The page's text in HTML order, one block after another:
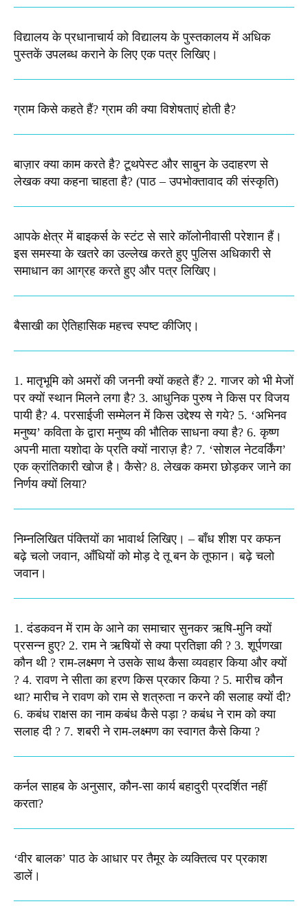
विद्यालय के प्रधानाचार्य को विद्यालय के पुस्तकालय में अधिक
पुस्तकें उपलब्ध कराने के लिए एक पत्र लिखिए।
ग्राम किसे कहते हैं? ग्राम की क्या विशेषताएं होती है?​
बाज़ार क्या काम करते है? टूथपेस्ट और साबुन के उदाहरण से
लेखक क्या कहना चाहता है? (पाठ – उपभोक्तावाद की संस्कृति)
आपके क्षेत्र में बाइकर्स के स्टंट से सारे कॉलोनीवासी परेशान हैं।
इस समस्या के खतरे का उल्लेख करते हुए पुलिस अधिकारी से
समाधान का आग्रह करते हुए और पत्र लिखिए।
बैसाखी का ऐतिहासिक महत्त्व स्पष्ट कीजिए।​
1. मातृभूमि को अमरों की जननी क्यों कहते हैं? 2. गाजर को भी मेजों
पर क्यों स्थान मिलने लगा है? 3. आधुनिक पुरुष ने किस पर विजय
पायी है? 4. परसाईजी सम्मेलन में किस उद्देश्य से गये? 5. ‘अभिनव
मनुष्य’ कविता के द्वारा मनुष्य की भौतिक साधना क्या है? 6. कृष्ण
अपनी माता यशोदा के प्रति क्यों नाराज़ है? 7. ‘सोशल नेटवर्किंग’
एक क्रांतिकारी खोज है। कैसे? 8. लेखक कमरा छोड़कर जाने का
निर्णय क्यों लिया?​
निम्नलिखित पंक्तियों का भावार्थ लिखिए। – बाँध शीश पर कफन
बढ़े चलो जवान, आँधियों को मोड़ दे तू बन के तूफान। बढ़े चलो
जवान। ​
1. दंडकवन में राम के आने का समाचार सुनकर ऋषि-मुनि क्यों
प्रसन्न हुए? 2. राम ने ऋषियों से क्या प्रतिज्ञा की ? 3. शूर्पणखा
कौन थी ? राम-लक्ष्मण ने उसके साथ कैसा व्यवहार किया और क्यों
? 4. रावण ने सीता का हरण किस प्रकार किया ? 5. मारीच कौन
था? मारीच ने रावण को राम से शत्रुता न करने की सलाह क्यों दी?
6. कबंध राक्षस का नाम कबंध कैसे पड़ा ? कबंध ने राम को क्या
सलाह दी ? 7. शबरी ने राम-लक्ष्मण का स्वागत कैसे किया ?
कर्नल साहब के अनुसार, कौन-सा कार्य बहादुरी प्रदर्शित नहीं
करता?
‘वीर बालक’ पाठ के आधार पर तैमूर के व्यक्तित्व पर प्रकाश
डालें।